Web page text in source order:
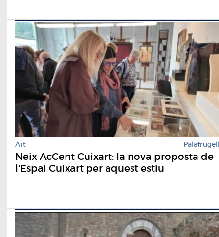
Art Palafrugell
Neix AcCent Cuixart: la nova proposta de
l'Espai Cuixart per aquest estiu